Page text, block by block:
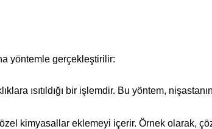
yöntemle gerçekleştirilir:
ısıtıldığı bir işlemdir. Bu yöntem,
kimyasallar eklemeyi içerir. Örnek olarak,